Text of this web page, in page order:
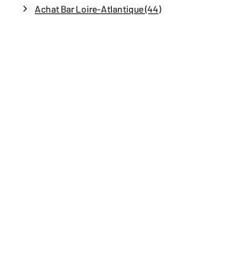
Achat Bar Loire-Atlantique (44)